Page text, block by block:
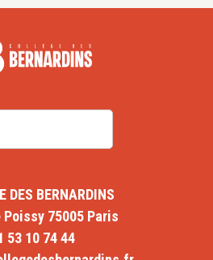
DES BERNARDINS
Poissy 75005 Paris
53 10 74 44